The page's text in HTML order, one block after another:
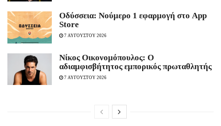
Οδύσσεια: Νούμερο 1 εφαρμογή στο App
Store
7 ΑΥΓΟΥΣΤΟΥ 2026
Νίκος Οικονομόπουλος: Ο
αδιαμφισβήτητος εμπορικός πρωταθλητής
7 ΑΥΓΟΥΣΤΟΥ 2026